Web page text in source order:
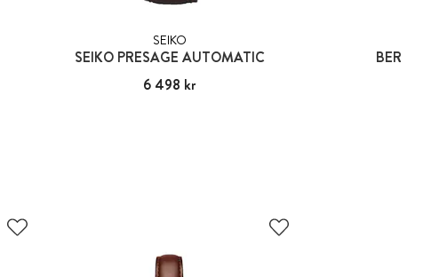
SEIKO
SEIKO PRESAGE AUTOMATIC
Pris:6 498 kr
6 498 kr